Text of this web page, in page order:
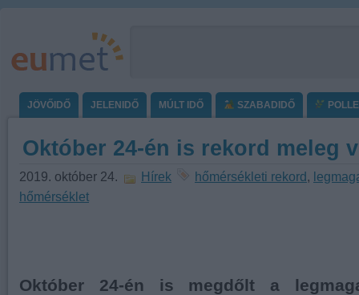
JÖVŐIDŐ JELENIDŐ MÚLT IDŐ SZABADIDŐ
Október 24-én is rekord meleg
2019. október 24. Hírek hőmérsékleti rekord,
hőmérséklet
Október 24-én is megdőlt a